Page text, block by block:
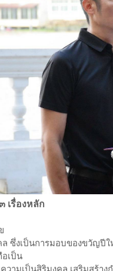
เรื่องหลัก
ล ซึ่งเป็นการมอบของขวัญ
เป็น